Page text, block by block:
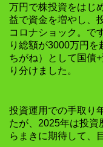
万円で株投資をはじ
益で資金を増やし、
コロナショック。で
り総額が3000万円
ちがね）として国債
り分けました。
投資運用での手取り
たが、2025年は投資
らまきに期待して、